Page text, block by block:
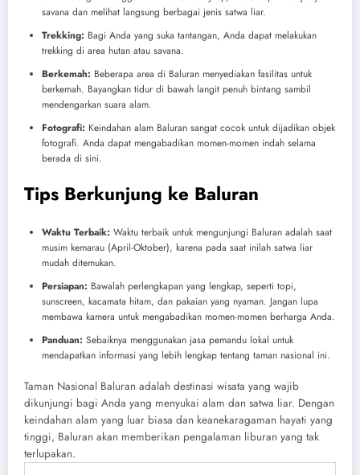
savana dan melihat langsung berbagai jenis satwa liar.
Trekking: Bagi Anda yang suka tantangan, Anda dapat melakukan
trekking di area hutan atau savana.
Berkemah: Beberapa area di Baluran menyediakan fasilitas untuk
berkemah. Bayangkan tidur di bawah langit penuh bintang sambil
mendengarkan suara alam.
Fotografi: Keindahan alam Baluran sangat cocok untuk dijadikan objek
fotografi. Anda dapat mengabadikan momen-momen indah selama
berada di sini.
Tips Berkunjung ke Baluran
Waktu Terbaik: Waktu terbaik untuk mengunjungi Baluran adalah saat
musim kemarau (April-Oktober), karena pada saat inilah satwa liar
mudah ditemukan.
Persiapan: Bawalah perlengkapan yang lengkap, seperti topi,
sunscreen, kacamata hitam, dan pakaian yang nyaman. Jangan lupa
membawa kamera untuk mengabadikan momen-momen berharga Anda.
Panduan: Sebaiknya menggunakan jasa pemandu lokal untuk
mendapatkan informasi yang lebih lengkap tentang taman nasional ini.
Taman Nasional Baluran adalah destinasi wisata yang wajib
dikunjungi bagi Anda yang menyukai alam dan satwa liar. Dengan
keindahan alam yang luar biasa dan keanekaragaman hayati yang
tinggi, Baluran akan memberikan pengalaman liburan yang tak
terlupakan.